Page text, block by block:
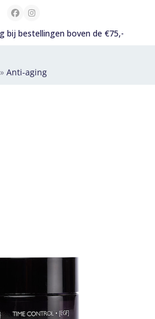
FacebookInstagram
bij bestellingen boven de €75,-
»Anti-aging